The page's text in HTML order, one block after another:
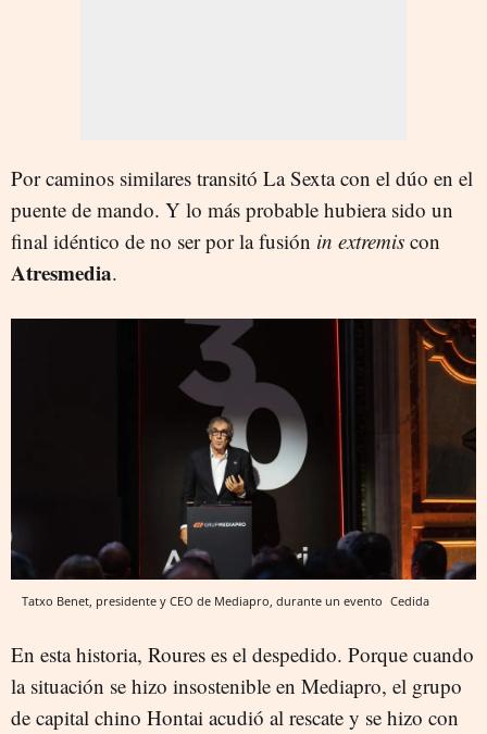
Por caminos similares transitó La Sexta con el dúo en el
puente de mando. Y lo más probable hubiera sido un
final idéntico de no ser por la fusión in extremis con
Atresmedia.
Tatxo Benet, presidente y CEO de Mediapro, durante un evento Cedida
En esta historia, Roures es el despedido. Porque cuando
la situación se hizo insostenible en Mediapro, el grupo
de capital chino Hontai acudió al rescate y se hizo con